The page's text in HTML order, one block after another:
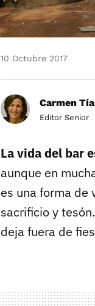
10 Octubre 2017
Carmen
Editor Senior
La vida del bar
aunque en
es una forma de
sacrificio y
deja fuera de